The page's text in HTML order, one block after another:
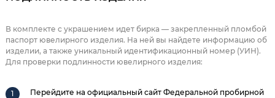
В комплекте с украшением идет бирка — закрепленный пломбой
паспорт ювелирного изделия. На ней вы найдете информацию об
изделии, а также уникальный идентификационный номер (УИН).
Для проверки подлинности ювелирного изделия:
Перейдите на официальный сайт Федеральной пробирной